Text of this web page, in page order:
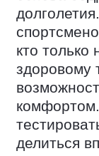
кто только
здоровому
делиться